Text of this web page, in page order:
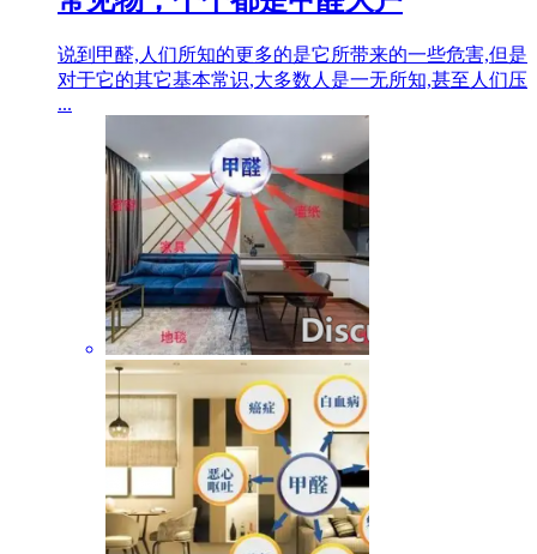
说到甲醛,人们所知的更多的是它所带来的一些危害,但是
对于它的其它基本常识,大多数人是一无所知,甚至人们压
...